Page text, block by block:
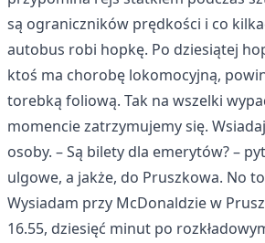
są ograniczników prędkości i co
autobus robi hopkę. Po dziesiątej
ktoś ma chorobę lokomocyjną,
torebką foliową. Tak na wszelki
momencie zatrzymujemy się.
osoby. – Są bilety dla emerytów? –
ulgowe, a jakże, do Pruszkowa. No
Wysiadam przy McDonaldzie w
16.55, dziesięć minut po